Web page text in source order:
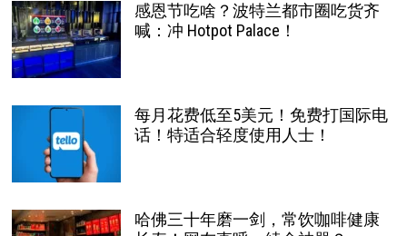
感恩节吃啥？波特兰都市圈吃货齐
喊：冲 Hotpot Palace！
每月花费低至5美元！免费打国际电
话！特适合轻度使用人士！
哈佛三十年磨一剑，常饮咖啡健康